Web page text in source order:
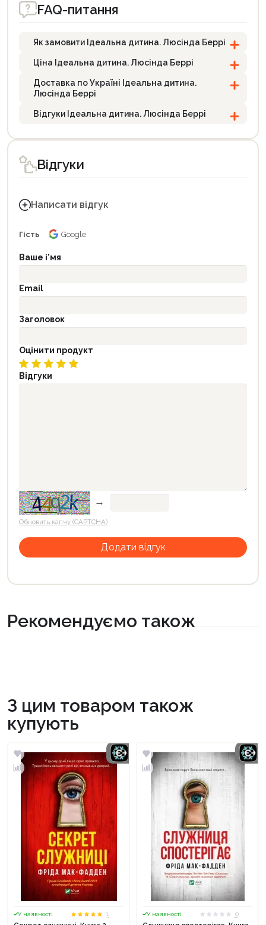
FAQ-питання
Як замовити Ідеальна дитина. Люсінда Беррі
Ціна Ідеальна дитина. Люсінда Беррі
Доставка по Україні Ідеальна дитина.
Люсінда Беррі
Відгуки Ідеальна дитина. Люсінда Беррі
Відгуки
Написати відгук
Гість Google
Ваше і'мя
Email
Заголовок
Оцінити продукт
Відгуки
→
Обновить капчу (CAPTCHA)
Рекомендуємо також
З цим товаром також
купують
У наявності
1
У наявності
0